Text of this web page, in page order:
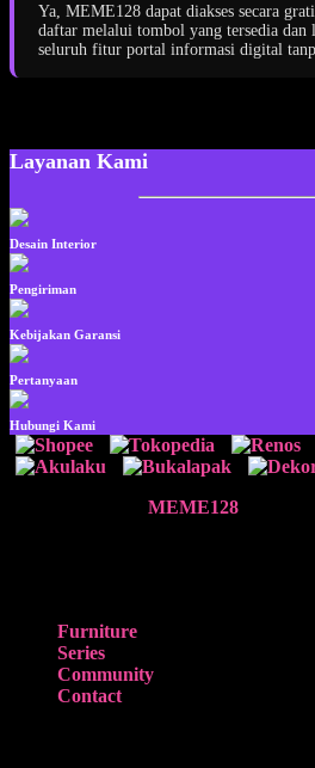
Ya, MEME128 dapat diakses secara
daftar melalui tombol yang tersedia dan
seluruh fitur portal informasi digital
Layanan Kami
Desain Interior
Pengiriman
Kebijakan Garansi
Pertanyaan
Hubungi Kami
MEME128
Furniture
Series
Community
Contact